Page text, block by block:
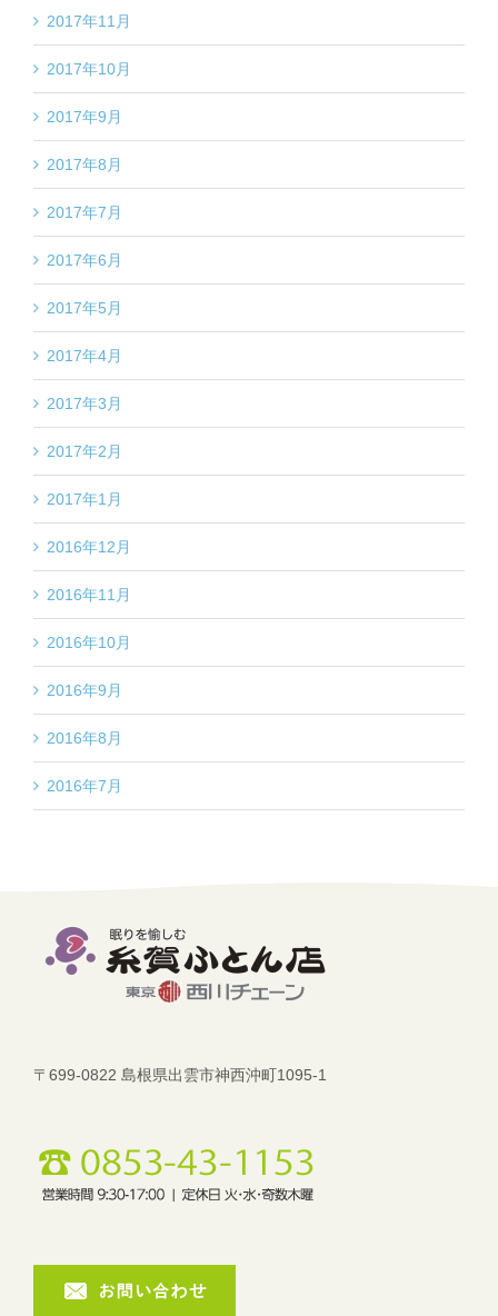
2017年11月
2017年10月
2017年9月
2017年8月
2017年7月
2017年6月
2017年5月
2017年4月
2017年3月
2017年2月
2017年1月
2016年12月
2016年11月
2016年10月
2016年9月
2016年8月
2016年7月
〒699-0822 島根県出雲市神西沖町1095-1